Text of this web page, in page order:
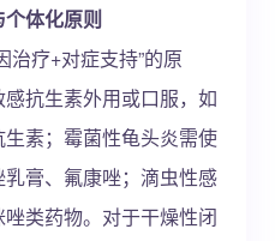
体化原则
治疗+对症支持”的原
抗生素外用或口服，如
素；霉菌性龟头炎需使
膏、氟康唑；滴虫性感
类药物。对于干燥性闭